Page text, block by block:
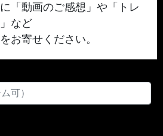
「動画のご感想」や「トレ
など
お寄せください。